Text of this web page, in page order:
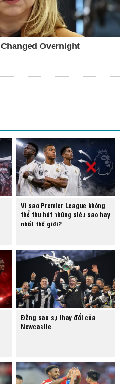
Vì sao Premier League không
thể thu hút những siêu sao hay
nhất thế giới?
Đằng sau sự thay đổi của
Newcastle